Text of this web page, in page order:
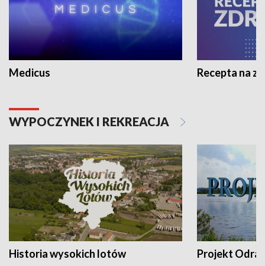
Medicus Recepta na
WYPOCZYNEK I REKREACJA
Historia wysokich lotów Projekt Odra